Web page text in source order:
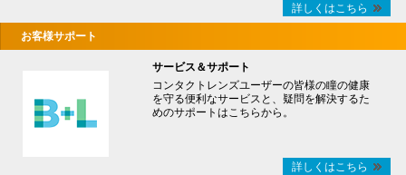
詳しくはこちら
お客様サポート
サービス＆サポート
コンタクトレンズユーザーの皆様の瞳の健康
を守る便利なサービスと、疑問を解決するた
めのサポートはこちらから。
詳しくはこちら